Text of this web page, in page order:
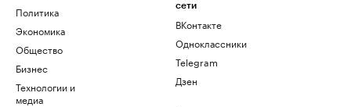
Политика
Экономика
Общество
Бизнес
Технологии и
медиа
сети
ВКонтакте
Одноклассники
Telegram
Дзен